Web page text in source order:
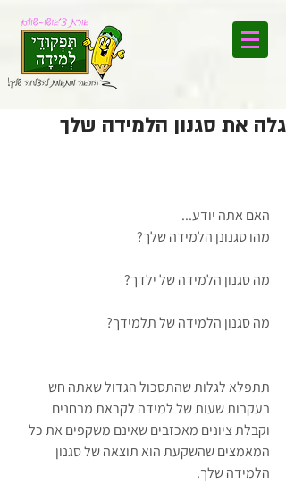
גלה את סגנון הלמידה שלך
האם אתה יודע...
מהו סגנונן הלמידה שלך?
מה סגנון הלמידה של ילדך?
מה סגנון הלמידה של תלמידך?
תתפלא לגלות שהתסכול הגדול שאתה חש
בעקבות שעות של למידה לקראת מבחנים
וקבלת ציונים מאכזבים שאינם משקפים את כל
המאמצים שהשקעת הוא תוצאה של סגנון
הלמידה שלך.